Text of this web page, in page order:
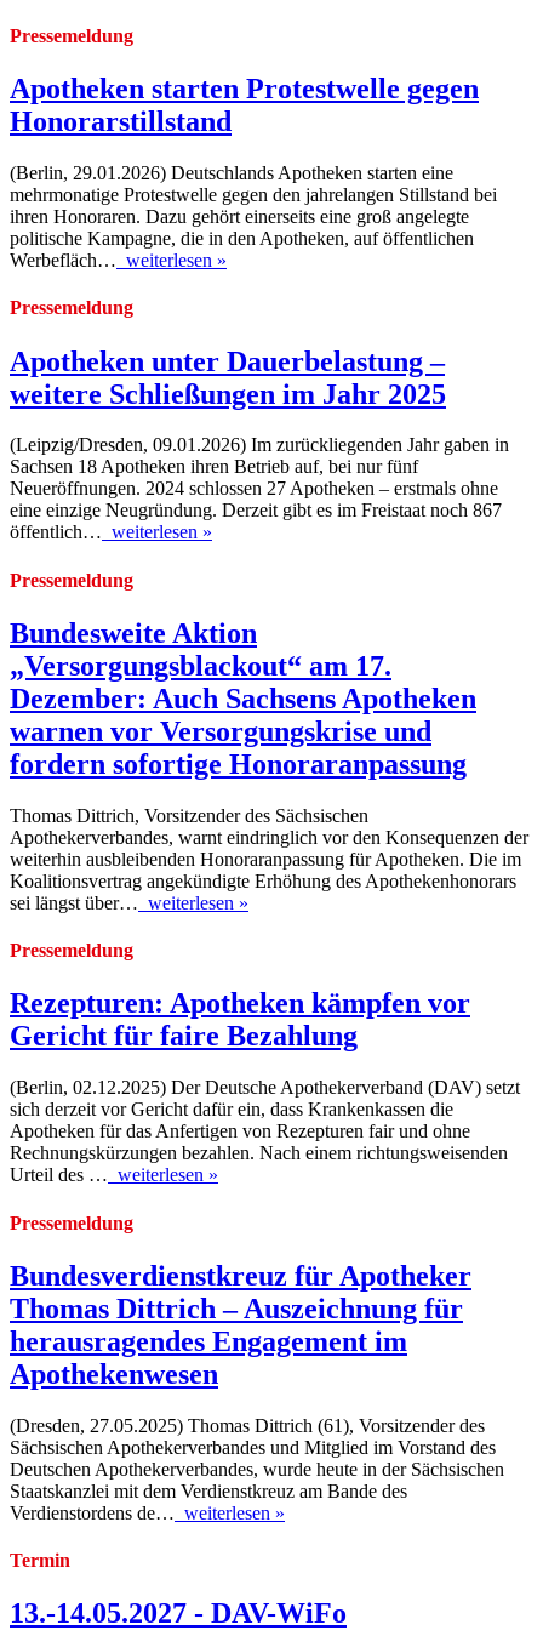
Pressemeldung
Apotheken starten Protestwelle gegen
Honorarstillstand
(Berlin, 29.01.2026) Deutschlands Apotheken starten eine
mehrmonatige Protestwelle gegen den jahrelangen Stillstand bei
ihren Honoraren. Dazu gehört einerseits eine groß angelegte
politische Kampagne, die in den Apotheken, auf öffentlichen
Werbefläch… weiterlesen »
Pressemeldung
Apotheken unter Dauerbelastung –
weitere Schließungen im Jahr 2025
(Leipzig/Dresden, 09.01.2026) Im zurückliegenden Jahr gaben in
Sachsen 18 Apotheken ihren Betrieb auf, bei nur fünf
Neueröffnungen. 2024 schlossen 27 Apotheken – erstmals ohne
eine einzige Neugründung. Derzeit gibt es im Freistaat noch 867
öffentlich… weiterlesen »
Pressemeldung
Bundesweite Aktion
„Versorgungsblackout“ am 17.
Dezember: Auch Sachsens Apotheken
warnen vor Versorgungskrise und
fordern sofortige Honoraranpassung
Thomas Dittrich, Vorsitzender des Sächsischen
Apothekerverbandes, warnt eindringlich vor den Konsequenzen der
weiterhin ausbleibenden Honoraranpassung für Apotheken. Die im
Koalitionsvertrag angekündigte Erhöhung des Apothekenhonorars
sei längst über… weiterlesen »
Pressemeldung
Rezepturen: Apotheken kämpfen vor
Gericht für faire Bezahlung
(Berlin, 02.12.2025) Der Deutsche Apothekerverband (DAV) setzt
sich derzeit vor Gericht dafür ein, dass Krankenkassen die
Apotheken für das Anfertigen von Rezepturen fair und ohne
Rechnungskürzungen bezahlen. Nach einem richtungsweisenden
Urteil des … weiterlesen »
Pressemeldung
Bundesverdienstkreuz für Apotheker
Thomas Dittrich – Auszeichnung für
herausragendes Engagement im
Apothekenwesen
(Dresden, 27.05.2025) Thomas Dittrich (61), Vorsitzender des
Sächsischen Apothekerverbandes und Mitglied im Vorstand des
Deutschen Apothekerverbandes, wurde heute in der Sächsischen
Staatskanzlei mit dem Verdienstkreuz am Bande des
Verdienstordens de… weiterlesen »
Termin
13.-14.05.2027 - DAV-WiFo